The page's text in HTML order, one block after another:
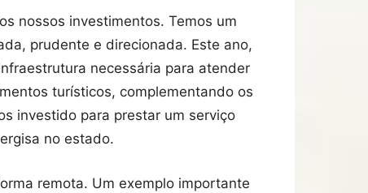
nossos investimentos. Temos um
prudente e direcionada. Este ano,
necessária para atender
turísticos, complementando os
investido para prestar um serviço
no estado.
remota. Um exemplo importante